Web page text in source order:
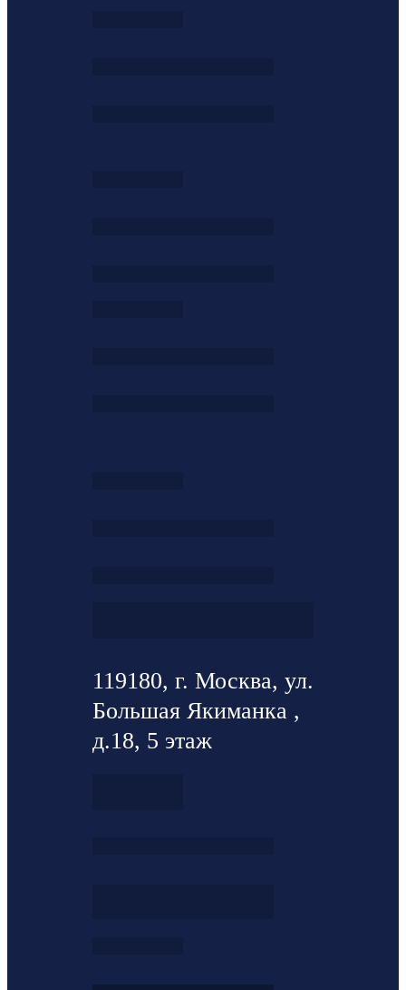
119180, г. Москва, ул.
Большая Якиманка ,
д.18, 5 этаж